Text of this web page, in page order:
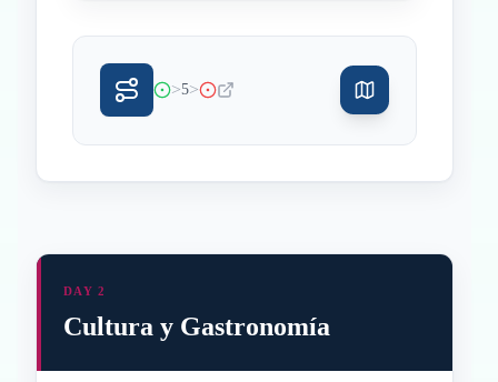
>5>
DAY 2
Cultura y Gastronomía